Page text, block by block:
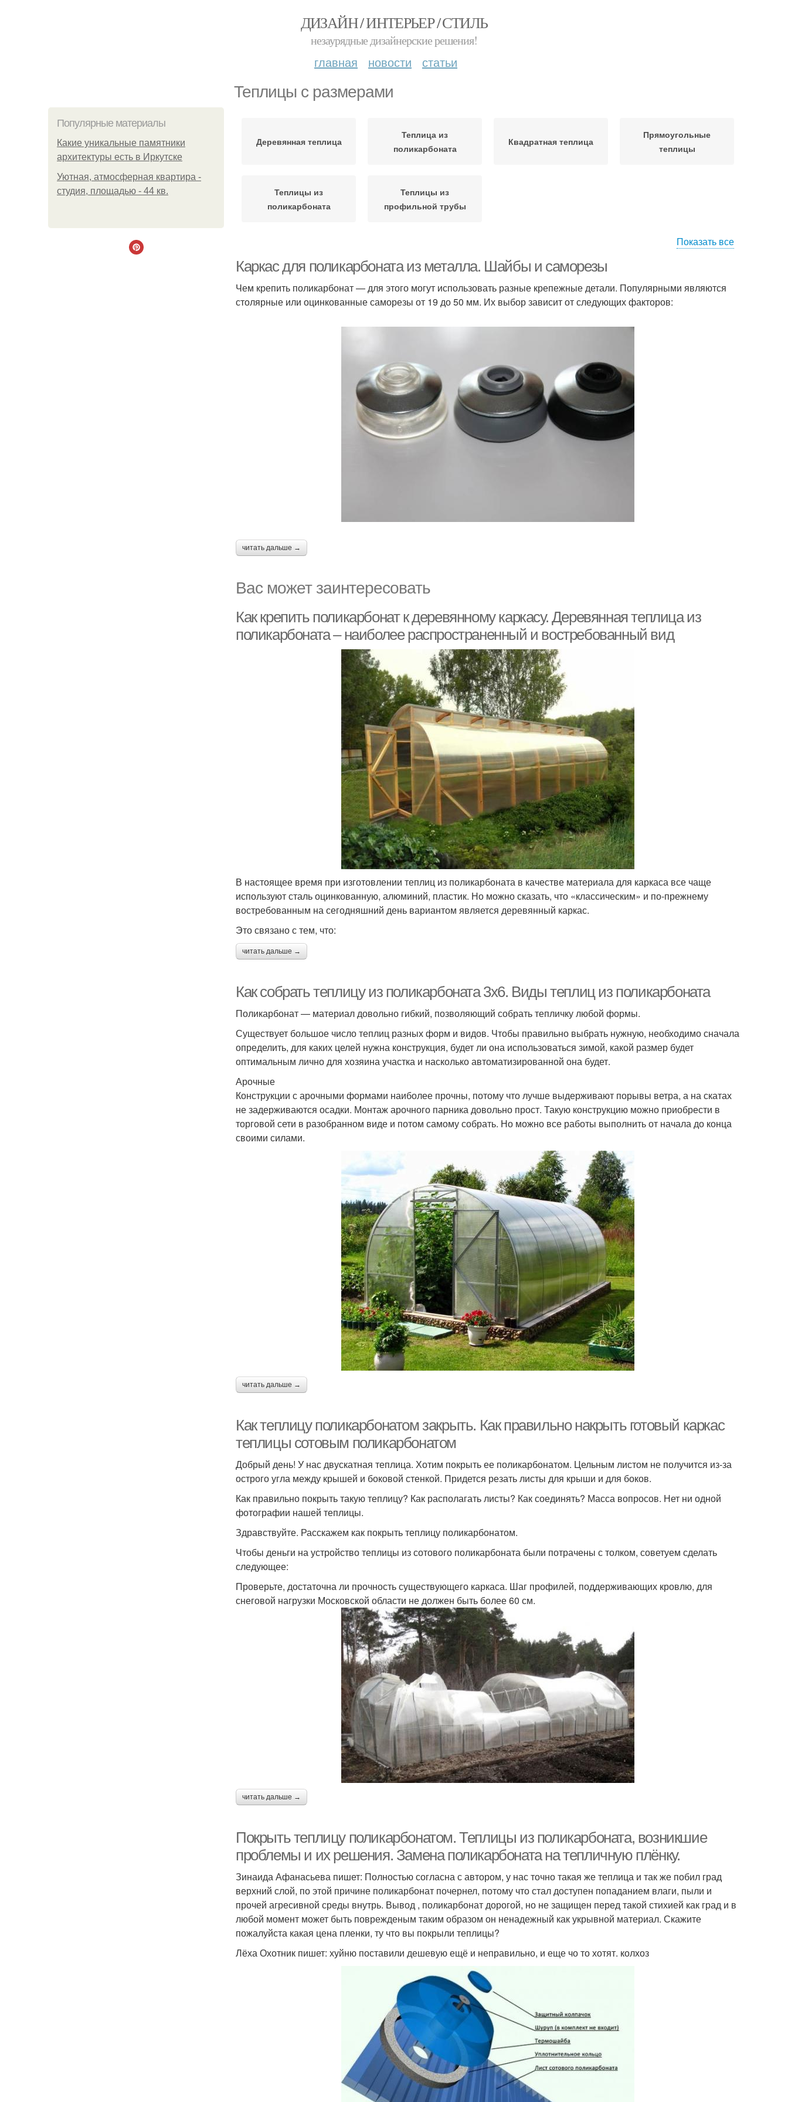
ДИЗАЙН / ИНТЕРЬЕР / СТИЛЬ
незаурядные дизайнерские решения!
главная новости статьи
Теплицы с размерами
Популярные материалы
Какие уникальные памятники
архитектуры есть в Иркутске
Уютная, атмосферная квартира -
студия, площадью - 44 кв.
Деревянная теплица
Теплица из
поликарбоната
Квадратная теплица
Прямоугольные
теплицы
Теплицы из
поликарбоната
Теплицы из
профильной трубы
Показать все
Каркас для поликарбоната из металла. Шайбы и саморезы
Чем крепить поликарбонат — для этого могут использовать разные крепежные детали. Популярными являются
столярные или оцинкованные саморезы от 19 до 50 мм. Их выбор зависит от следующих факторов:
читать дальше →
Вас может заинтересовать
Как крепить поликарбонат к деревянному каркасу. Деревянная теплица из
поликарбоната – наиболее распространенный и востребованный вид
В настоящее время при изготовлении теплиц из поликарбоната в качестве материала для каркаса все чаще
используют сталь оцинкованную, алюминий, пластик. Но можно сказать, что «классическим» и по-прежнему
востребованным на сегодняшний день вариантом является деревянный каркас.
Это связано с тем, что:
читать дальше →
Как собрать теплицу из поликарбоната 3х6. Виды теплиц из поликарбоната
Поликарбонат — материал довольно гибкий, позволяющий собрать тепличку любой формы.
Существует большое число теплиц разных форм и видов. Чтобы правильно выбрать нужную, необходимо сначала
определить, для каких целей нужна конструкция, будет ли она использоваться зимой, какой размер будет
оптимальным лично для хозяина участка и насколько автоматизированной она будет.
Арочные
Конструкции с арочными формами наиболее прочны, потому что лучше выдерживают порывы ветра, а на скатах
не задерживаются осадки. Монтаж арочного парника довольно прост. Такую конструкцию можно приобрести в
торговой сети в разобранном виде и потом самому собрать. Но можно все работы выполнить от начала до конца
своими силами.
читать дальше →
Как теплицу поликарбонатом закрыть. Как правильно накрыть готовый каркас
теплицы сотовым поликарбонатом
Добрый день! У нас двускатная теплица. Хотим покрыть ее поликарбонатом. Цельным листом не получится из-за
острого угла между крышей и боковой стенкой. Придется резать листы для крыши и для боков.
Как правильно покрыть такую теплицу? Как располагать листы? Как соединять? Масса вопросов. Нет ни одной
фотографии нашей теплицы.
Здравствуйте. Расскажем как покрыть теплицу поликарбонатом.
Чтобы деньги на устройство теплицы из сотового поликарбоната были потрачены с толком, советуем сделать
следующее:
Проверьте, достаточна ли прочность существующего каркаса. Шаг профилей, поддерживающих кровлю, для
снеговой нагрузки Московской области не должен быть более 60 см.
читать дальше →
Покрыть теплицу поликарбонатом. Теплицы из поликарбоната, возникшие
проблемы и их решения. Замена поликарбоната на тепличную плёнку.
Зинаида Афанасьева пишет: Полностью согласна с автором, у нас точно такая же теплица и так же побил град
верхний слой, по этой причине поликарбонат почернел, потому что стал доступен попаданием влаги, пыли и
прочей агресивной среды внутрь. Вывод , поликарбонат дорогой, но не защищен перед такой стихией как град и в
любой момент может быть поврежденым таким образом он ненадежный как укрывной материал. Скажите
пожалуйста какая цена пленки, ту что вы покрыли теплицы?
Лёха Охотник пишет: хуйню поставили дешевую ещё и неправильно, и еще чо то хотят. колхоз